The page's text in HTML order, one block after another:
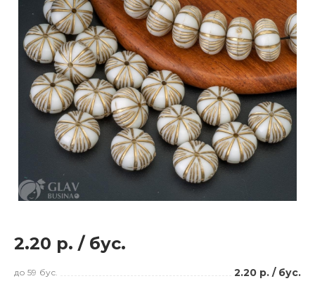
2.20 р. / бус.
до 59 бус. 2.20 р. / бус.